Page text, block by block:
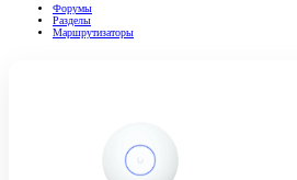
Форумы
Разделы
Маршрутизаторы